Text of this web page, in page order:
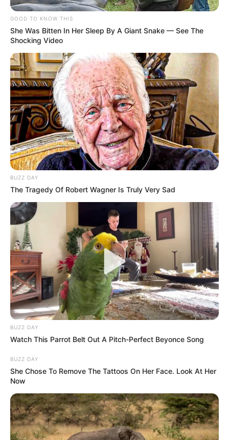
Búsqueda laboral: vendedor part
time turno tarde para comercio
de Funes